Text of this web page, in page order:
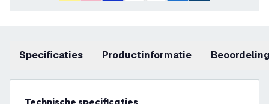
Specificaties productinformatie
Technische specificaties